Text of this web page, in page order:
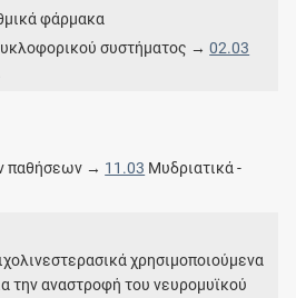
φάρμακα
συστήματος →02.03
παθήσεων → 11.03 Μυδριατικά -
χρησιμοποιούμενα
την αναστροφή του νευρομυϊκού